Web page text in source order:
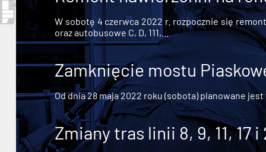
W sobotę 4 czerwca 2022 r. rozpocznie się
oraz autobusowe C, D, 111,...
Zamknięcie mostu
Od dnia 28 maja 2022 roku (sobota) planowane
Zmiany tras linii 8, 9, 11, 17 i